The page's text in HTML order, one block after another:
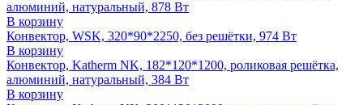
алюминий, натуральный, 878 Вт
В корзину
Конвектор, WSK, 320*90*2250, без решётки, 974 Вт
В корзину
Конвектор, Katherm NK, 182*120*1200, роликовая решётка,
алюминий, натуральный, 384 Вт
В корзину